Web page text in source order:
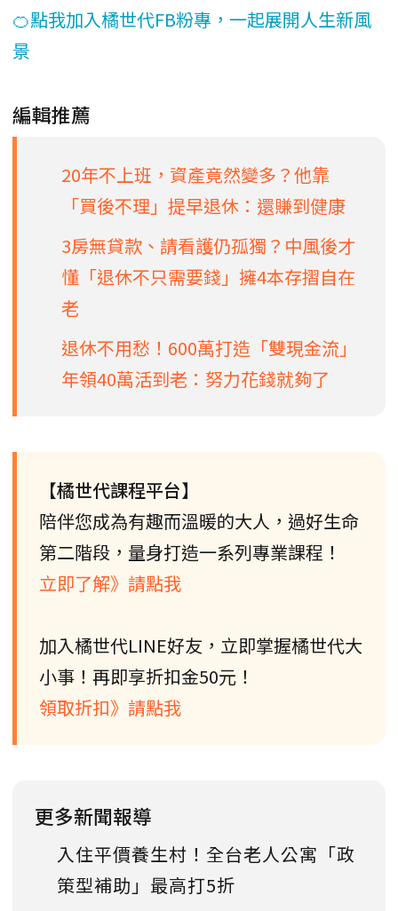
🍊點我加入橘世代FB粉專，一起展開人生新風
景
編輯推薦
20年不上班，資產竟然變多？他靠
「買後不理」提早退休：還賺到健康
3房無貸款、請看護仍孤獨？中風後才
懂「退休不只需要錢」擁4本存摺自在
老
退休不用愁！600萬打造「雙現金流」
年領40萬活到老：努力花錢就夠了
【橘世代課程平台】
陪伴您成為有趣而溫暖的大人，過好生命
第二階段，量身打造一系列專業課程！
立即了解》請點我
加入橘世代LINE好友，立即掌握橘世代大
小事！再即享折扣金50元！
領取折扣》請點我
更多新聞報導
入住平價養生村！全台老人公寓「政
策型補助」最高打5折